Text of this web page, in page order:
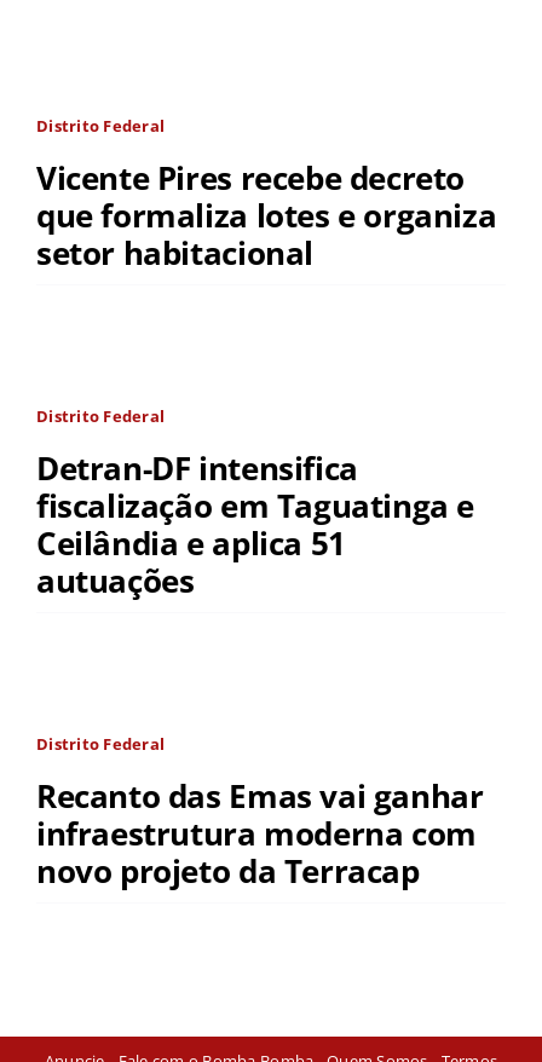
Distrito Federal
Vicente Pires recebe decreto
que formaliza lotes e organiza
setor habitacional
Distrito Federal
Detran-DF intensifica
fiscalização em Taguatinga e
Ceilândia e aplica 51
autuações
Distrito Federal
Recanto das Emas vai ganhar
infraestrutura moderna com
novo projeto da Terracap